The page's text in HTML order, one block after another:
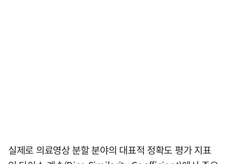
실제로 의료영상 분할 분야의 대표적 정확도 평가 지표